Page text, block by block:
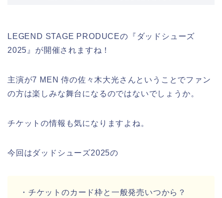
LEGEND STAGE PRODUCEの『ダッドシューズ
2025』が開催されますね！
主演が7 MEN 侍の佐々木大光さんということでファン
の方は楽しみな舞台になるのではないでしょうか。
チケットの情報も気になりますよね。
今回はダッドシューズ2025の
・チケットのカード枠と一般発売いつから？